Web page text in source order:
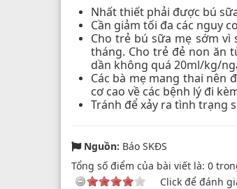
Nhất thiết phải được bú
Cần giảm tối đa các nguy
Cho trẻ bú sữa mẹ sớm
tháng. Cho trẻ đẻ non ăn
dần không quá 20ml/kg/
Các bà mẹ mang thai nên
cơ cao về các bệnh lý đi
Tránh để xảy ra tình trạng
Nguồn: Báo SKĐS
Tổng số điểm của bài viết là: 0
Click để đánh